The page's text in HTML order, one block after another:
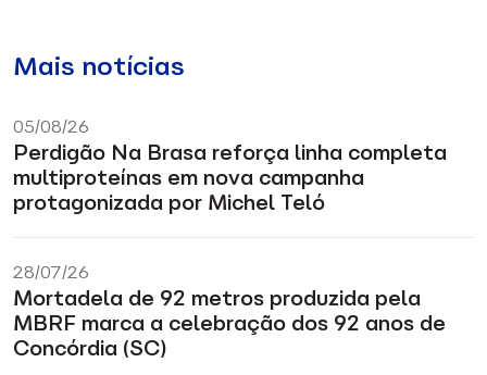
Mais notícias
05/08/26
Perdigão Na Brasa reforça linha completa
multiproteínas em nova campanha
protagonizada por Michel Teló
28/07/26
Mortadela de 92 metros produzida pela
MBRF marca a celebração dos 92 anos de
Concórdia (SC)